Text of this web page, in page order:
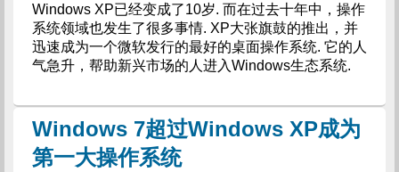
Windows XP已经变成了10岁. 而在过去十年中，操作
系统领域也发生了很多事情. XP大张旗鼓的推出，并
迅速成为一个微软发行的最好的桌面操作系统. 它的人
气急升，帮助新兴市场的人进入Windows生态系统.
Windows 7超过Windows XP成为
第一大操作系统